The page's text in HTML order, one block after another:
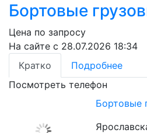
Бортовые
Цена по запросу
На сайте с 28.07.2026 18:34
Кратко
Подробнее
Посмотреть телефон
Бортовые